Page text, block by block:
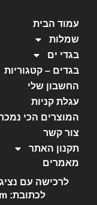
עמוד הבית
שמלות
בגדי ים
בגדים – קטגוריות
החשבון שלי
עגלת קניות
המוצרים הכי
צור קשר
תקנון האתר
מאמרים
לרכישה עם נציג
לכתובת: htofashion2022@gmail.com